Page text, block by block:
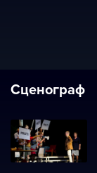
Сценограф